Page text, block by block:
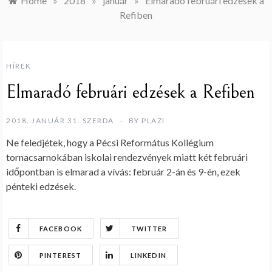
Refiben
HÍREK
Elmaradó februári edzések a Refiben
2018. JANUÁR 31. SZERDA BY PLAZI
Ne feledjétek, hogy a Pécsi Református Kollégium
tornacsarnokában iskolai rendezvények miatt két februári
időpontban is elmarad a vívás: február 2-án és 9-én, ezek
pénteki edzések.
FACEBOOK TWITTER
PINTEREST LINKEDIN